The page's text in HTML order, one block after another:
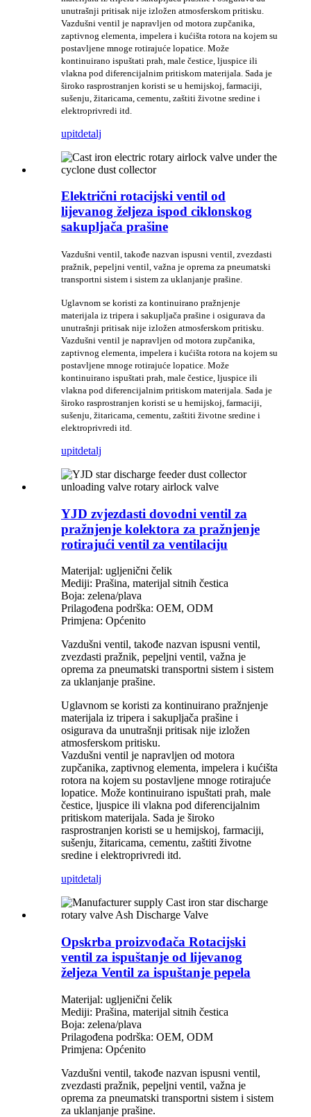
unutrašnji pritisak nije izložen atmosferskom pritisku.
Vazdušni ventil je napravljen od motora zupčanika,
zaptivnog elementa, impelera i kućišta rotora na kojem su
postavljene mnoge rotirajuće lopatice. Može
kontinuirano ispuštati prah, male čestice, ljuspice ili
vlakna pod diferencijalnim pritiskom materijala. Sada je
široko rasprostranjen koristi se u hemijskoj, farmaciji,
sušenju, žitaricama, cementu, zaštiti životne sredine i
elektroprivredi itd.
upitdetalj
Električni rotacijski ventil od
lijevanog željeza ispod ciklonskog
sakupljača prašine
Vazdušni ventil, takođe nazvan ispusni ventil, zvezdasti
pražnik, pepeljni ventil, važna je oprema za pneumatski
transportni sistem i sistem za uklanjanje prašine.
Uglavnom se koristi za kontinuirano pražnjenje
materijala iz tripera i sakupljača prašine i osigurava da
unutrašnji pritisak nije izložen atmosferskom pritisku.
Vazdušni ventil je napravljen od motora zupčanika,
zaptivnog elementa, impelera i kućišta rotora na kojem su
postavljene mnoge rotirajuće lopatice. Može
kontinuirano ispuštati prah, male čestice, ljuspice ili
vlakna pod diferencijalnim pritiskom materijala. Sada je
široko rasprostranjen koristi se u hemijskoj, farmaciji,
sušenju, žitaricama, cementu, zaštiti životne sredine i
elektroprivredi itd.
upitdetalj
YJD zvjezdasti dovodni ventil za
pražnjenje kolektora za pražnjenje
rotirajući ventil za ventilaciju
Materijal: ugljenični čelik
Mediji: Prašina, materijal sitnih čestica
Boja: zelena/plava
Prilagođena podrška: OEM, ODM
Primjena: Općenito
Vazdušni ventil, takođe nazvan ispusni ventil,
zvezdasti pražnik, pepeljni ventil, važna je
oprema za pneumatski transportni sistem i sistem
za uklanjanje prašine.
Uglavnom se koristi za kontinuirano pražnjenje
materijala iz tripera i sakupljača prašine i
osigurava da unutrašnji pritisak nije izložen
atmosferskom pritisku.
Vazdušni ventil je napravljen od motora
zupčanika, zaptivnog elementa, impelera i kućišta
rotora na kojem su postavljene mnoge rotirajuće
lopatice. Može kontinuirano ispuštati prah, male
čestice, ljuspice ili vlakna pod diferencijalnim
pritiskom materijala. Sada je široko
rasprostranjen koristi se u hemijskoj, farmaciji,
sušenju, žitaricama, cementu, zaštiti životne
sredine i elektroprivredi itd.
upitdetalj
Opskrba proizvođača Rotacijski
ventil za ispuštanje od lijevanog
željeza Ventil za ispuštanje pepela
Materijal: ugljenični čelik
Mediji: Prašina, materijal sitnih čestica
Boja: zelena/plava
Prilagođena podrška: OEM, ODM
Primjena: Općenito
Vazdušni ventil, takođe nazvan ispusni ventil,
zvezdasti pražnik, pepeljni ventil, važna je
oprema za pneumatski transportni sistem i sistem
za uklanjanje prašine.